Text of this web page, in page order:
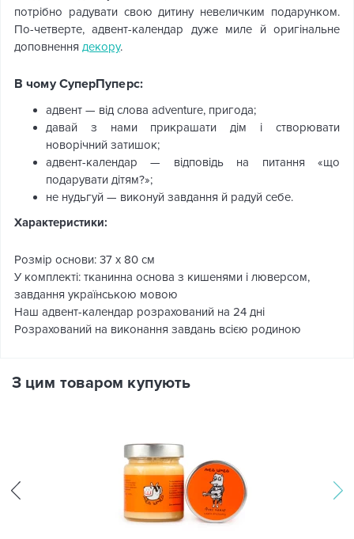
потрібно радувати свою дитину невеличким подарунком.
По-четверте, адвент-календар дуже миле й оригінальне
доповнення декору.
В чому СуперПуперс:
адвент — від слова adventure, пригода;
давай з нами прикрашати дім і створювати
новорічний затишок;
адвент-календар — відповідь на питання «що
подарувати дітям?»;
не нудьгуй — виконуй завдання й радуй себе.
Характеристики:
Розмір основи: 37 х 80 см
У комплекті: тканинна основа з кишенями і люверсом,
завдання українською мовою
Наш адвент-календар розрахований на 24 дні
Розрахований на виконання завдань всією родиною
З цим товаром купують